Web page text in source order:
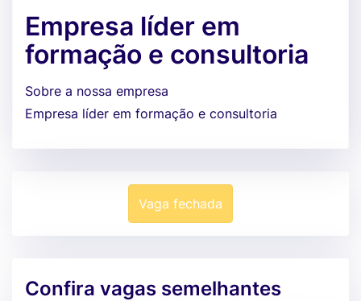
Empresa líder em
formação e consultoria
Sobre a nossa empresa
Empresa líder em formação e consultoria
Vaga fechada
Confira vagas semelhantes